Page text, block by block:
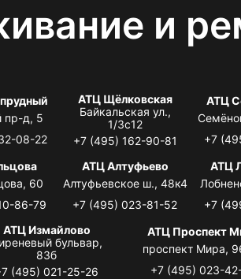
и
пр-д, 5
08-22
АТЦ Щёлковская
Байкальская ул.,
1/3с12
+7 (495) 162-90-81
АТЦ
+7
60
86-79
АТЦ Алтуфьево
Алтуфьевское ш., 48к4
+7 (495) 023-81-52
АТЦ
+7
АТЦ Измайлово
бульвар,
83б
(495) 021-25-26
АТЦ Проспект
проспект Мира,
+7 (495) 023-